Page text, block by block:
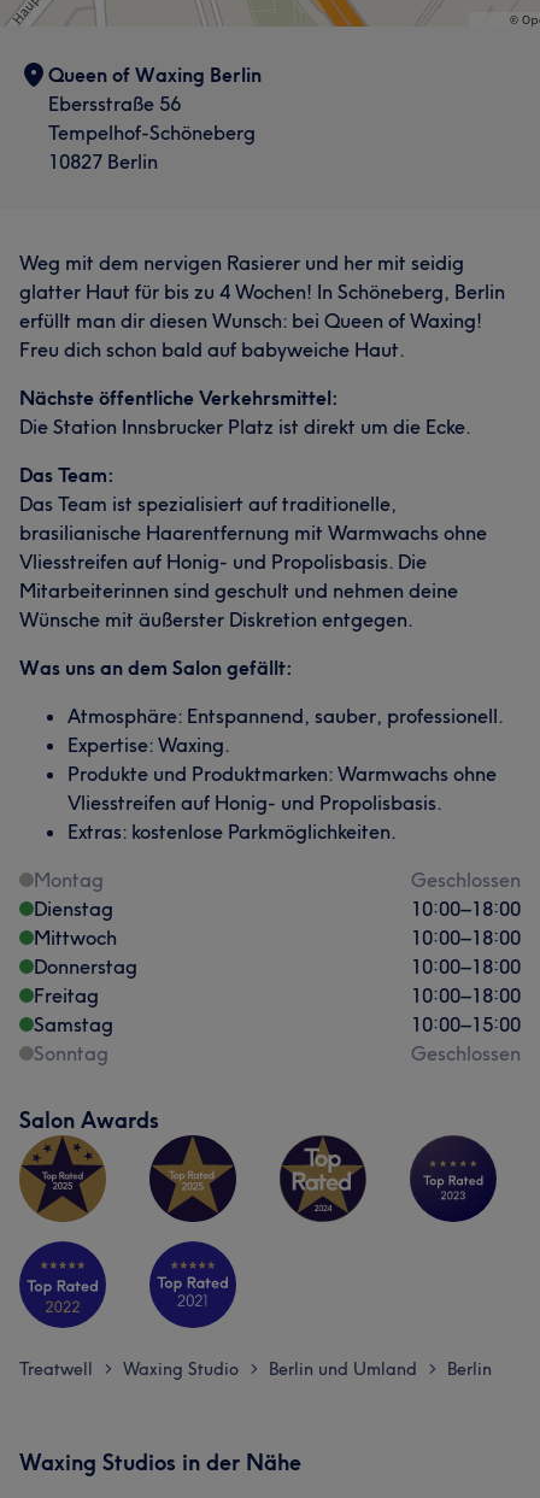
Queen of Waxing Berlin
Ebersstraße 56
Tempelhof-Schöneberg
10827 Berlin
Weg mit dem nervigen Rasierer und her mit seidig
glatter Haut für bis zu 4 Wochen! In Schöneberg, Berlin
erfüllt man dir diesen Wunsch: bei Queen of Waxing!
Freu dich schon bald auf babyweiche Haut.
Nächste öffentliche Verkehrsmittel:
Die Station Innsbrucker Platz ist direkt um die Ecke.
Das Team:
Das Team ist spezialisiert auf traditionelle,
brasilianische Haarentfernung mit Warmwachs ohne
Vliesstreifen auf Honig- und Propolisbasis. Die
Mitarbeiterinnen sind geschult und nehmen deine
Wünsche mit äußerster Diskretion entgegen.
Was uns an dem Salon gefällt:
Atmosphäre: Entspannend, sauber, professionell.
Expertise: Waxing.
Produkte und Produktmarken: Warmwachs ohne
Vliesstreifen auf Honig- und Propolisbasis.
Extras: kostenlose Parkmöglichkeiten.
Montag
Geschlossen
Dienstag
10:00–18:00
Mittwoch
10:00–18:00
Donnerstag
10:00–18:00
Freitag
10:00–18:00
Samstag
10:00–15:00
Sonntag
Geschlossen
Salon Awards
Treatwell > Waxing Studio > Berlin und Umland > Berlin
Waxing Studios in der Nähe